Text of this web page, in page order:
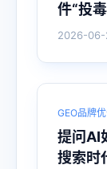
件“投
2026-
GEO品牌
提问AI
搜索时